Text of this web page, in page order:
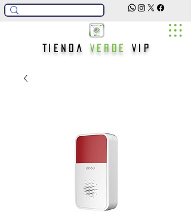
TiendaVerde Vip